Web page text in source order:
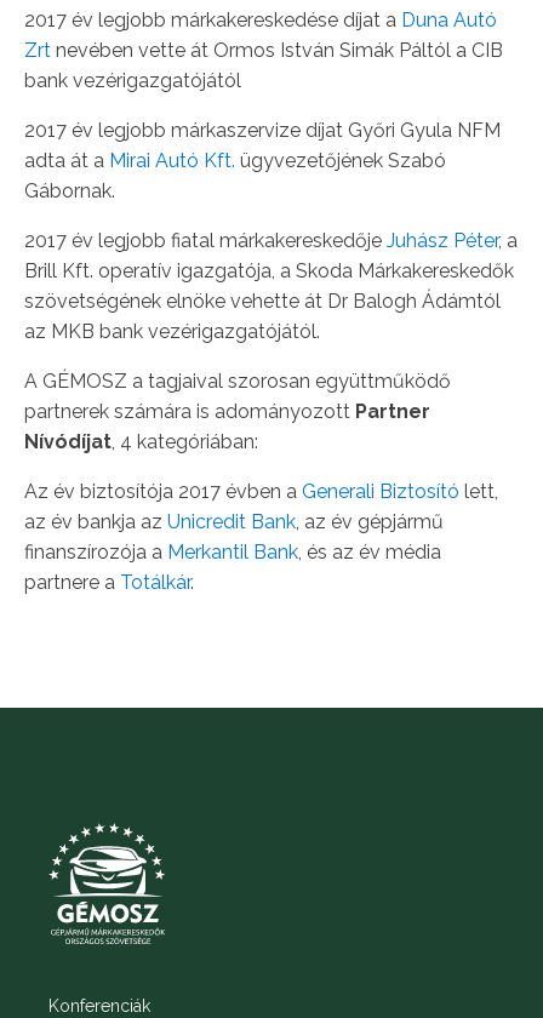
2017 év legjobb márkakereskedése díjat a Duna Autó
Zrt nevében vette át Ormos István Simák Páltól a CIB
bank vezérigazgatójától
2017 év legjobb márkaszervize díjat Győri Gyula NFM
adta át a Mirai Autó Kft. ügyvezetőjének Szabó
Gábornak.
2017 év legjobb fiatal márkakereskedője Juhász Péter, a
Brill Kft. operatív igazgatója, a Skoda Márkakereskedők
szövetségének elnöke vehette át Dr Balogh Ádámtól
az MKB bank vezérigazgatójától.
A GÉMOSZ a tagjaival szorosan együttműködő
partnerek számára is adományozott Partner
Nívódíjat, 4 kategóriában:
Az év biztosítója 2017 évben a Generali Biztosító lett,
az év bankja az Unicredit Bank, az év gépjármű
finanszírozója a Merkantil Bank, és az év média
partnere a Totálkár.
Konferenciák